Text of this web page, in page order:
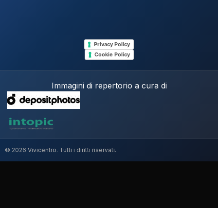
Privacy Policy
Cookie Policy
Immagini di repertorio a cura di
© 2026 Vivicentro. Tutti i diritti riservati.